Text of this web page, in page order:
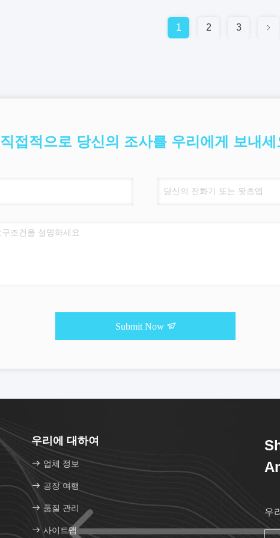
1 2 3
직접적으로 당신의 조사를 우리에게 보내세
Submit Now
우리에 대하여
업체 정보
공장 여행
품질 관리
사이트맵
우